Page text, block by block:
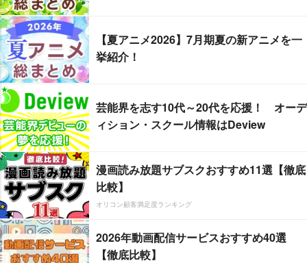
【夏アニメ2026】7月期夏の新アニメを一
挙紹介！
芸能界を志す10代～20代を応援！ オーデ
ィション・スクール情報はDeview
漫画読み放題サブスクおすすめ11選【徹底
比較】
オリコン顧客満足度ランキング
2026年動画配信サービスおすすめ40選
【徹底比較】